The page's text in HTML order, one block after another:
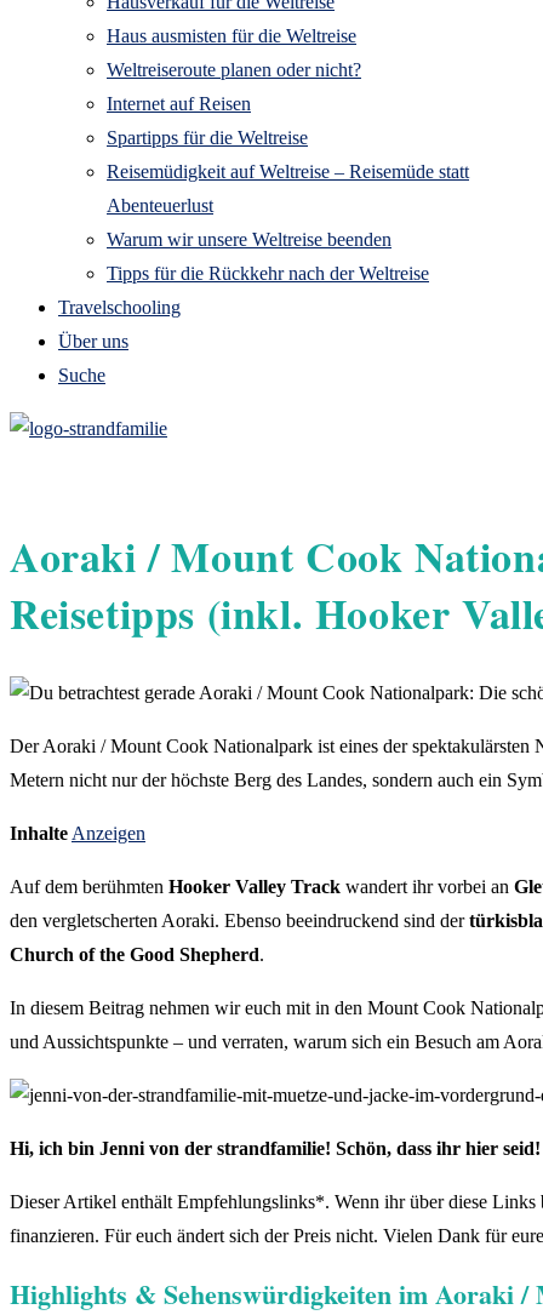
Haus ausmisten für die Weltreise
Weltreiseroute planen oder nicht?
Internet auf Reisen
Spartipps für die Weltreise
Reisemüdigkeit auf Weltreise – Reisemüde statt
Abenteuerlust
Warum wir unsere Weltreise beenden
Tipps für die Rückkehr nach der Weltreise
Travelschooling
Über uns
Suche
Aoraki / Mount Cook
Reisetipps (inkl. Hooker
Der Aoraki / Mount Cook Nationalpark ist eines der
Metern nicht nur der höchste Berg des Landes, sondern auch ein
InhalteAnzeigen
Auf dem berühmten Hooker Valley Track wandert ihr vorbei an
den vergletscherten Aoraki. Ebenso beeindruckend sind der
Church of the Good Shepherd.
In diesem Beitrag nehmen wir euch mit in den Mount Cook
und Aussichtspunkte – und verraten, warum sich ein Besuch am
Hi, ich bin Jenni von der strandfamilie! Schön, dass ihr hier
Dieser Artikel enthält Empfehlungslinks*. Wenn ihr über diese
finanzieren. Für euch ändert sich der Preis nicht. Vielen Dank für
Highlights & Sehenswürdigkeiten im Aoraki